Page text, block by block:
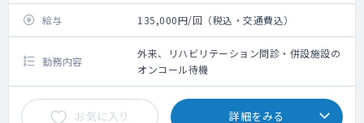
給与 135,000円/回（税込・交通費込）
勤務内容
外来、リハビリテーション問診・併設施設の
オンコール待機
お気に入り 詳細をみる